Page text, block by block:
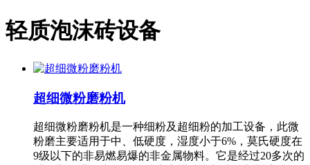
轻质泡沫砖设备
超细微粉磨粉机
超细微粉磨粉机是一种细粉及超细粉的加工设备，此微
粉磨主要适用于中、低硬度，湿度小于6%，莫氏硬度在
9级以下的非易燃易爆的非金属物料。它是经过20多次的